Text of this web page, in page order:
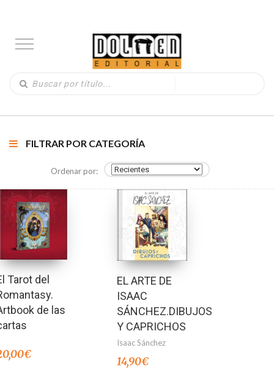
FILTRAR POR CATEGORÍA
Ordenar por:
Tarot del
de las
€
EL ARTE DE
ISAAC
SÁNCHEZ.DIBUJOS
Y CAPRICHOS
Isaac Sánchez
14,90€